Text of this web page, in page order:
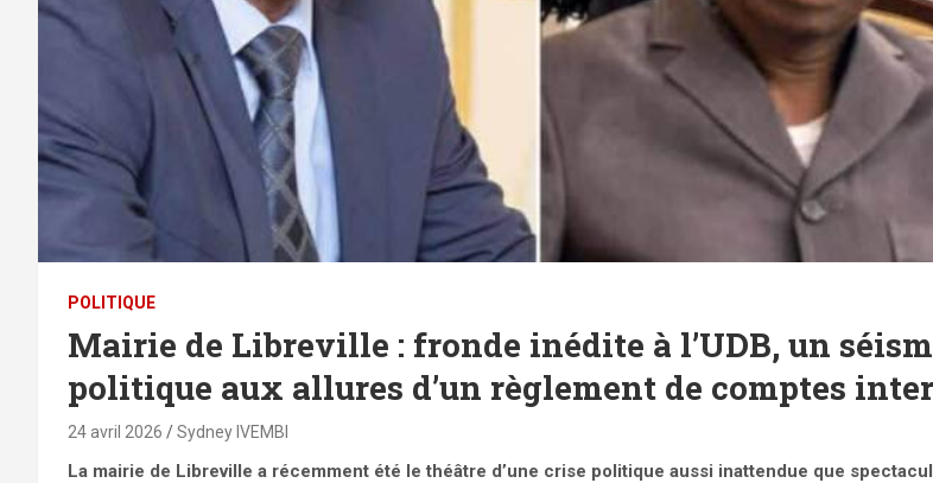
POLITIQUE
Mairie de Libreville : fronde inédite à l’UDB, un
politique aux allures d’un règlement de comptes
24 avril 2026 Sydney IVEMBI
La mairie de Libreville a récemment été le théâtre d’une crise politique aussi inattendue que